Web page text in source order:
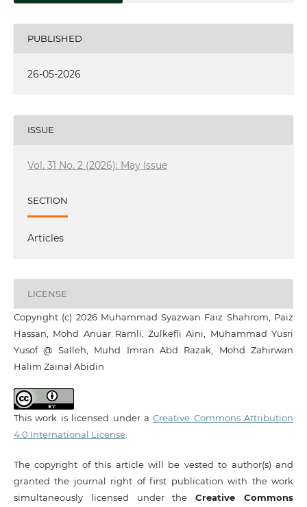
PUBLISHED
26-05-2026
ISSUE
Vol. 31 No. 2 (2026): May Issue
SECTION
Articles
LICENSE
Copyright (c) 2026 Muhammad Syazwan Faiz Shahrom, Paiz
Hassan, Mohd Anuar Ramli, Zulkefli Aini, Muhammad Yusri
Yusof @ Salleh, Muhd Imran Abd Razak, Mohd Zahirwan
Halim Zainal Abidin
This work is licensed under aCreative Commons Attribution
4.0 International License.
The copyright of this article will be vested to author(s) and
granted the journal right of first publication with the work
simultaneously licensed under theCreative Commons